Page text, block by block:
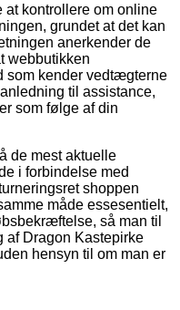
at kontrollere om online
grundet at det kan
anerkender de
webbutikken
som kender vedtægterne
til assistance,
som følge af din
de mest aktuelle
i forbindelse med
shoppen
måde essesentielt,
så man til
af Dragon Kastepirke
hensyn til om man er